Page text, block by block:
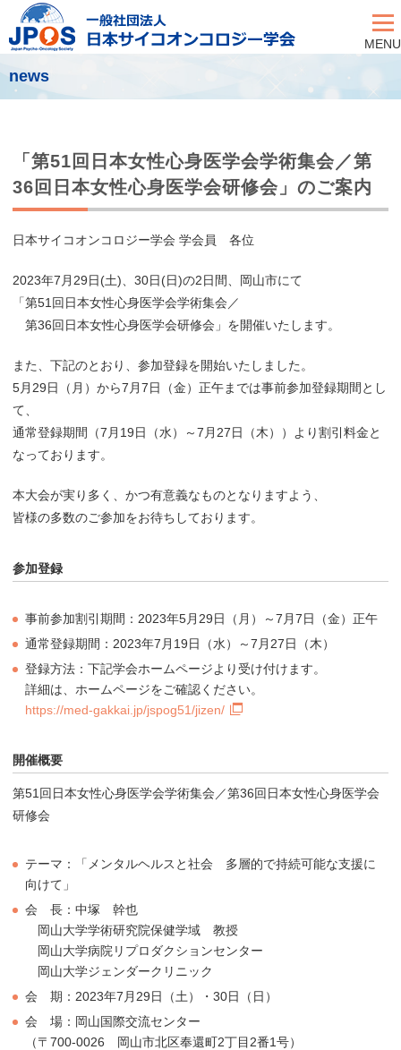
MENU
news
「第51回日本女性心身医学会学術集会／第
36回日本女性心身医学会研修会」のご案内
日本サイコオンコロジー学会 学会員 各位
2023年7月29日(土)、30日(日)の2日間、岡山市にて
「第51回日本女性心身医学会学術集会／
第36回日本女性心身医学会研修会」を開催いたします。
また、下記のとおり、参加登録を開始いたしました。
5月29日（月）から7月7日（金）正午までは事前参加登録期間とし
て、
通常登録期間（7月19日（水）～7月27日（木））より割引料金と
なっております。
本大会が実り多く、かつ有意義なものとなりますよう、
皆様の多数のご参加をお待ちしております。
参加登録
事前参加割引期間：2023年5月29日（月）～7月7日（金）正午
通常登録期間：2023年7月19日（水）～7月27日（木）
登録方法：下記学会ホームページより受け付けます。
詳細は、ホームページをご確認ください。
https://med-gakkai.jp/jspog51/jizen/
開催概要
第51回日本女性心身医学会学術集会／第36回日本女性心身医学会
研修会
テーマ：「メンタルヘルスと社会 多層的で持続可能な支援に
向けて」
会 長：中塚 幹也
岡山大学学術研究院保健学域 教授
岡山大学病院リプロダクションセンター
岡山大学ジェンダークリニック
会 期：2023年7月29日（土）・30日（日）
会 場：岡山国際交流センター
（〒700-0026 岡山市北区奉還町2丁目2番1号）